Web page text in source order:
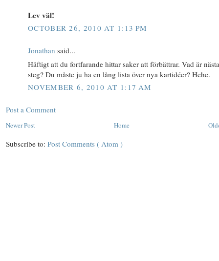
Lev väl!
OCTOBER 26, 2010 AT 1:13 PM
Jonathan said...
Häftigt att du fortfarande hittar saker att förbättrar. Vad är nästa
steg? Du måste ju ha en lång lista över nya kartidéer? Hehe.
NOVEMBER 6, 2010 AT 1:17 AM
Post a Comment
Newer Post Home
Subscribe to: Post Comments ( Atom )